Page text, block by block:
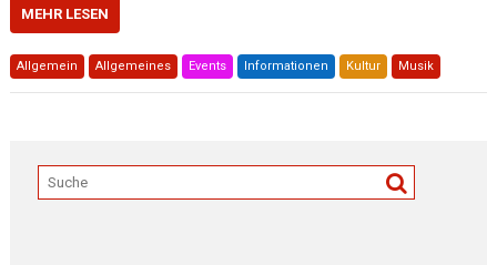
MEHR LESEN
Allgemein Allgemeines Events Informationen Kultur Musik